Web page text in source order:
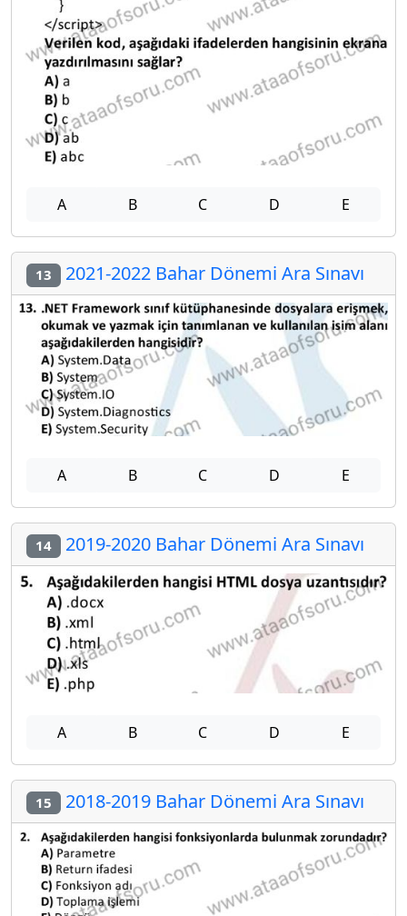
A B C D E
13 2021-2022 Bahar Dönemi Ara Sınavı
A B C D E
14 2019-2020 Bahar Dönemi Ara Sınavı
A B C D E
15 2018-2019 Bahar Dönemi Ara Sınavı